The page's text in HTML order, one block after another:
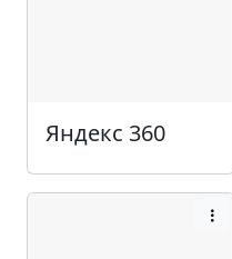
Яндекс 360